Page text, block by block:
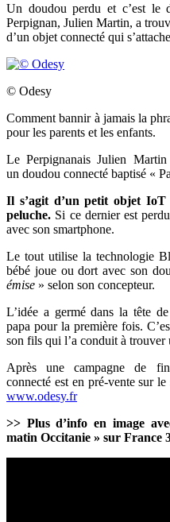
Un doudou perdu et c’est le
Perpignan, Julien Martin, a
d’un objet connecté qui
© Odesy
Comment bannir à jamais la
pour les parents et les enfants.
Le Perpignanais Julien
un doudou connecté baptisé «
Il s’agit d’un petit objet IoT
peluche. Si ce dernier est
avec son smartphone.
Le tout utilise la technologie
bébé joue ou dort avec son
émise » selon son concepteur.
L’idée a germé dans la tête
papa pour la première fois.
son fils qui l’a conduit à trouver
Après une campagne de
connecté est en pré-vente sur
www.odesy.fr
>> Plus d’info en image
matin Occitanie » sur France